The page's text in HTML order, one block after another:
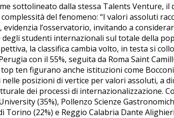
sottolineato dalla stessa Talents Venture, il
del fenomeno: “I valori assoluti
evidenzia l’osservatorio, invitando a
studenti internazionali sul totale della
la classifica cambia volto, in testa si
con il 55%, seguita da Roma Saint
top ten figurano anche istituzioni come Bocconi
posizioni di vertice per valori assoluti, a
dei processi di internazionalizzazione.
(35%), Pollenzo Scienze
Torino (22%) e Reggio Calabria Dante